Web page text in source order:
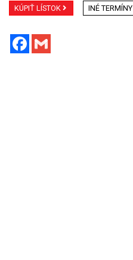
KÚPIŤ LÍSTOK INÉ TERMÍNY
Facebook